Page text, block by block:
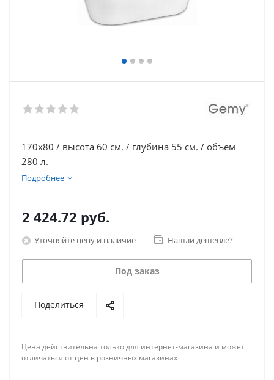
170х80 / высота 60 см. / глубина 55 см. / объем
280 л.
Подробнее
2 424.72 руб.
Уточняйте цену и наличие Нашли дешевле?
Под заказ
Поделиться
Цена действительна только для интернет-магазина и может
отличаться от цен в розничных магазинах